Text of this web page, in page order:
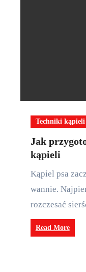
Techniki
Jak
kąpieli
Kąpiel psa zaczyna się wcześniej niż przy
wannie.
rozczesać
Read More